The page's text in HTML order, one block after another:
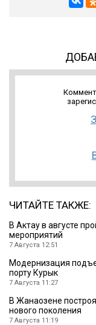
ЧИТАЙТЕ ТАКЖЕ:
В Актау в августе
мероприятий
7 Августа 12:51
Модернизация
порту Курык
7 Августа 11:27
В Жанаозене
нового поколения
7 Августа 11:19